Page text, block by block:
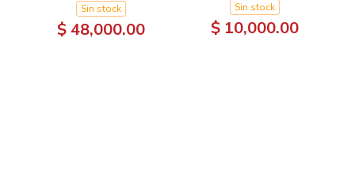
Sin stock
$ 48,000.00
Sin stock
$ 10,000.00